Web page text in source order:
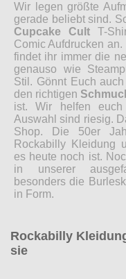
Wir legen größte
gerade beliebt sind.
Cupcake Cult T-
Comic Aufdrucken
findet ihr immer die
genauso wie
Stil. Gönnt Euch
den richtigen
ist. Wir helfen
Auswahl sind riesig.
Shop. Die 50er
Rockabilly Kleidung
es heute noch ist.
in unserer
besonders die
in Form.
Rockabilly
sie